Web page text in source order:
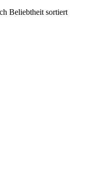
Beliebtheit sortiert